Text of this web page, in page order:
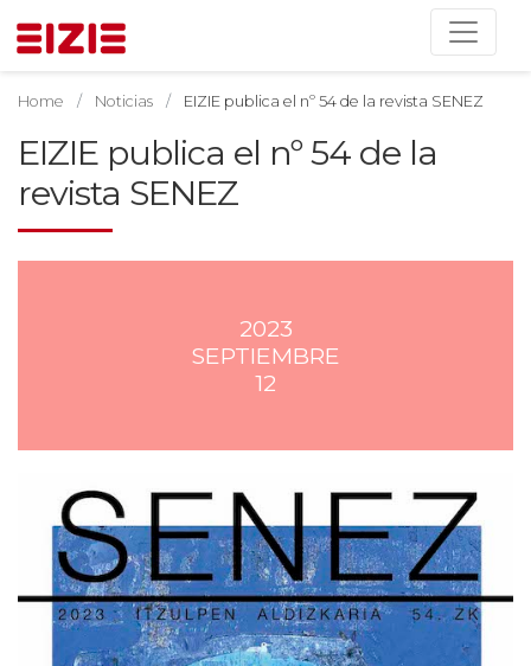
Home Noticias EIZIE publica el nº 54 de la revista SENEZ
EIZIE publica el nº 54 de la
revista SENEZ
2023
SEPTIEMBRE
12